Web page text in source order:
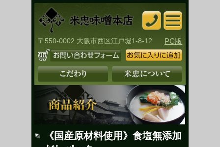
〒550-0002 大阪市西区江戸堀1-8-12 PC版
《国産原材料使用》食塩無添加